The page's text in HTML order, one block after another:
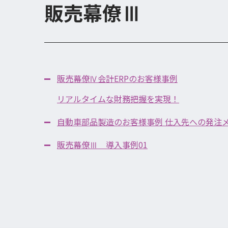
販売幕僚Ⅲ
販売幕僚Ⅳ会計ERPのお客様事例
リアルタイムな財務把握を実現！
自動車部品製造のお客様事例 仕入先への発注
販売幕僚Ⅲ 導入事例01